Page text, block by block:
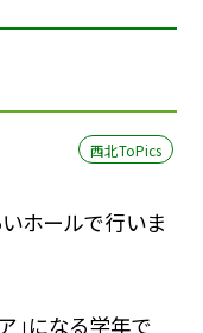
西北ToPics
ホールで行いま
」になる学年で